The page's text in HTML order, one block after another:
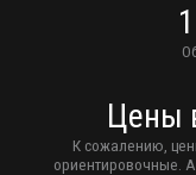
Цены
К сожалению,
ориентировочные.